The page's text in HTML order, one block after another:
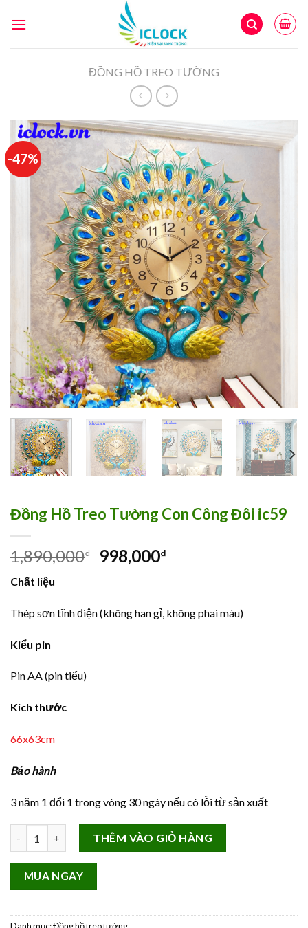
ĐỒNG HỒ TREO TƯỜNG
-47%
Đồng Hồ Treo Tường Con Công Đôi ic59
1,890,000₫ 998,000₫
Chất liệu
Thép sơn tĩnh điện (không han gỉ, không phai màu)
Kiểu pin
Pin AA (pin tiểu)
Kich thước
66x63cm
Bảo hành
3 năm 1 đổi 1 trong vòng 30 ngày nếu có lỗi từ sản xuất
Đồng Hồ Treo Tường Con Công Đôi ic59 số lượng
THÊM VÀO GIỎ HÀNG
MUA NGAY
Danh mục:Đồng hồ treo tường